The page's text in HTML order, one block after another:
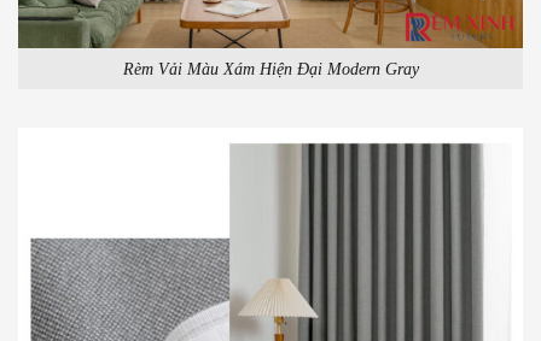
Rèm Vải Màu Xám Hiện Đại Modern Gray